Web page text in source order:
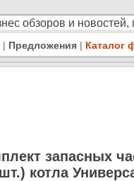
обзоров и
| Предложения | Каталог
запасных
котла